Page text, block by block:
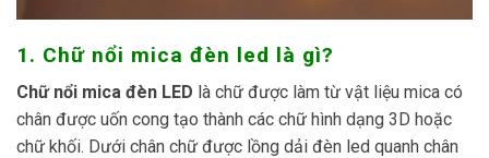
1. Chữ nổi mica đèn led là gì?
Chữ nổi mica đèn LEDlà chữ được làm từ vật liệu mica có
chân được uốn cong tạo thành các chữ hình dạng 3D hoặc
chữ khối. Dưới chân chữ được lồng dải đèn led quanh chân
chữ tạo hiệu ứng ánh sáng làm nổi bật dòng chữ phía trước.